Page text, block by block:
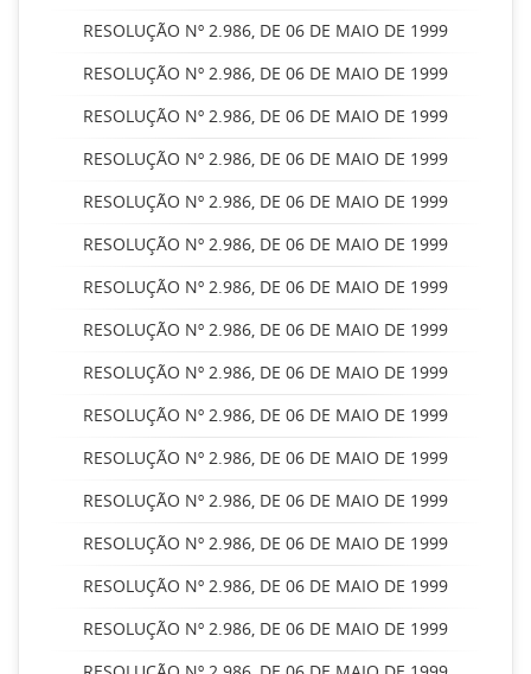
RESOLUÇÃO Nº 2.986, DE 06 DE MAIO DE 1999
RESOLUÇÃO Nº 2.986, DE 06 DE MAIO DE 1999
RESOLUÇÃO Nº 2.986, DE 06 DE MAIO DE 1999
RESOLUÇÃO Nº 2.986, DE 06 DE MAIO DE 1999
RESOLUÇÃO Nº 2.986, DE 06 DE MAIO DE 1999
RESOLUÇÃO Nº 2.986, DE 06 DE MAIO DE 1999
RESOLUÇÃO Nº 2.986, DE 06 DE MAIO DE 1999
RESOLUÇÃO Nº 2.986, DE 06 DE MAIO DE 1999
RESOLUÇÃO Nº 2.986, DE 06 DE MAIO DE 1999
RESOLUÇÃO Nº 2.986, DE 06 DE MAIO DE 1999
RESOLUÇÃO Nº 2.986, DE 06 DE MAIO DE 1999
RESOLUÇÃO Nº 2.986, DE 06 DE MAIO DE 1999
RESOLUÇÃO Nº 2.986, DE 06 DE MAIO DE 1999
RESOLUÇÃO Nº 2.986, DE 06 DE MAIO DE 1999
RESOLUÇÃO Nº 2.986, DE 06 DE MAIO DE 1999